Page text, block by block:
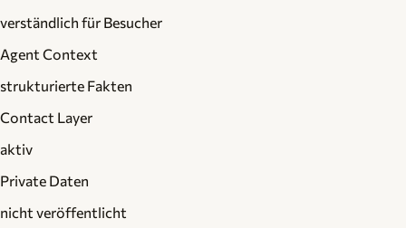
verständlich für Besucher
Agent Context
strukturierte Fakten
Contact Layer
aktiv
Private Daten
nicht veröffentlicht